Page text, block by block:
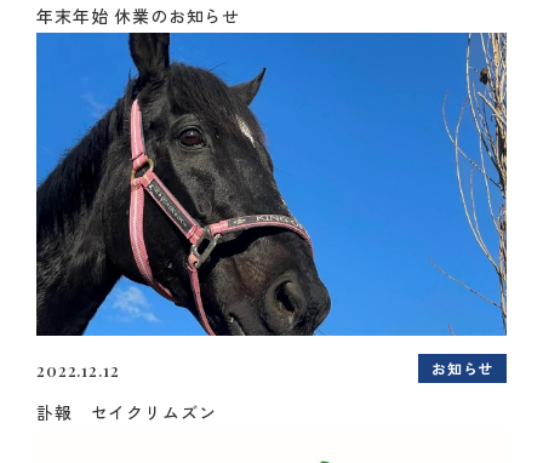
年末年始 休業のお知らせ
2022.12.12 お知らせ
訃報 セイクリムズン